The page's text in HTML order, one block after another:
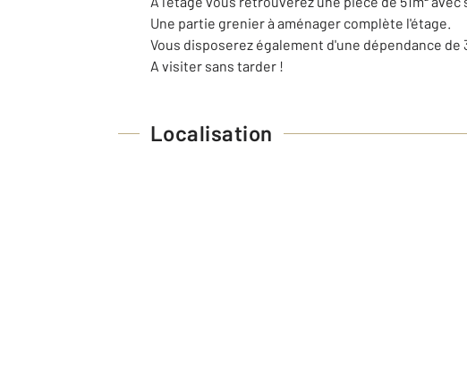
Une partie grenier à aménager complète l'étage.
Vous disposerez également d'une dépendance
A visiter sans tarder !
Localisation